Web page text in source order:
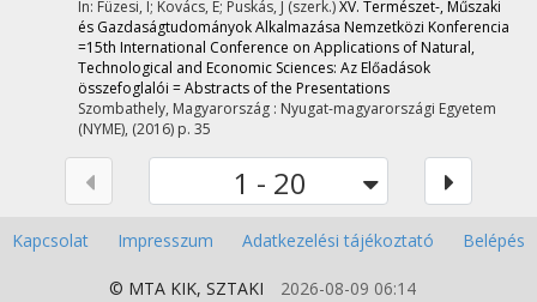
In: Füzesi, I; Kovács, E; Puskás, J (szerk.)XV. Természet-, Műszaki
és Gazdaságtudományok Alkalmazása Nemzetközi Konferencia
=15th International Conference on Applications of Natural,
Technological and Economic Sciences: Az Előadások
összefoglalói = Abstracts of the Presentations
Szombathely, Magyarország : Nyugat-magyarországi Egyetem
(NYME), (2016) p. 35
1 - 20
Kapcsolat Impresszum Adatkezelési tájékoztató Belépés
© MTA KIK, SZTAKI 2026-08-09 06:14